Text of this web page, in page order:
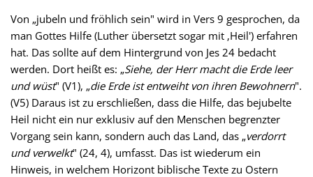
Von „jubeln und fröhlich sein" wird in Vers 9 gesprochen, da
man Gottes Hilfe (Luther übersetzt sogar mit ‚Heil') erfahren
hat. Das sollte auf dem Hintergrund von Jes 24 bedacht
werden. Dort heißt es: „Siehe, der Herr macht die Erde leer
und wüst" (V1), „die Erde ist entweiht von ihren Bewohnern".
(V5) Daraus ist zu erschließen, dass die Hilfe, das bejubelte
Heil nicht ein nur exklusiv auf den Menschen begrenzter
Vorgang sein kann, sondern auch das Land, das „verdorrt
und verwelkt" (24, 4), umfasst. Das ist wiederum ein
Hinweis, in welchem Horizont biblische Texte zu Ostern